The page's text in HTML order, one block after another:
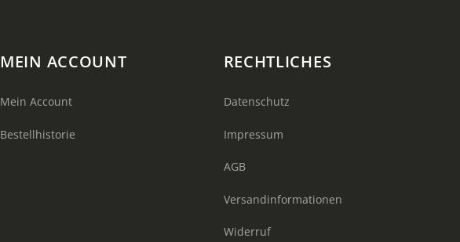
MEIN ACCOUNT
Mein Account
Bestellhistorie
RECHTLICHES
Datenschutz
Impressum
AGB
Versandinformationen
Widerruf